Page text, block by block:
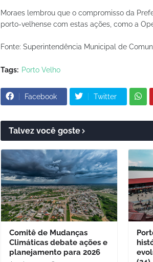
Moraes lembrou que o compromisso da
porto-velhense com estas ações, como a
Fonte: Superintendência Municipal de
Tags: Porto Velho
Facebook Twitter
Talvez você goste
Comitê de Mudanças
Climáticas debate ações e
planejamento para 2026